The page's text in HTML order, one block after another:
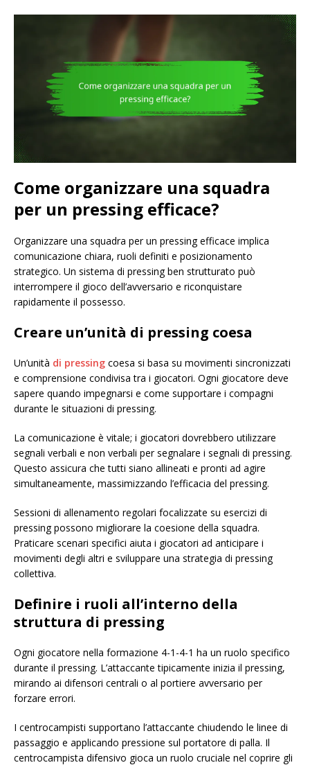
Come organizzare una squadra
per un pressing efficace?
Organizzare una squadra per un pressing efficace implica
comunicazione chiara, ruoli definiti e posizionamento
strategico. Un sistema di pressing ben strutturato può
interrompere il gioco dell’avversario e riconquistare
rapidamente il possesso.
Creare un’unità di pressing coesa
Un’unità di pressing coesa si basa su movimenti sincronizzati
e comprensione condivisa tra i giocatori. Ogni giocatore deve
sapere quando impegnarsi e come supportare i compagni
durante le situazioni di pressing.
La comunicazione è vitale; i giocatori dovrebbero utilizzare
segnali verbali e non verbali per segnalare i segnali di pressing.
Questo assicura che tutti siano allineati e pronti ad agire
simultaneamente, massimizzando l’efficacia del pressing.
Sessioni di allenamento regolari focalizzate su esercizi di
pressing possono migliorare la coesione della squadra.
Praticare scenari specifici aiuta i giocatori ad anticipare i
movimenti degli altri e sviluppare una strategia di pressing
collettiva.
Definire i ruoli all’interno della
struttura di pressing
Ogni giocatore nella formazione 4-1-4-1 ha un ruolo specifico
durante il pressing. L’attaccante tipicamente inizia il pressing,
mirando ai difensori centrali o al portiere avversario per
forzare errori.
I centrocampisti supportano l’attaccante chiudendo le linee di
passaggio e applicando pressione sul portatore di palla. Il
centrocampista difensivo gioca un ruolo cruciale nel coprire gli